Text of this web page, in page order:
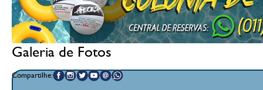
Galeria de Fotos
Compartilhe: